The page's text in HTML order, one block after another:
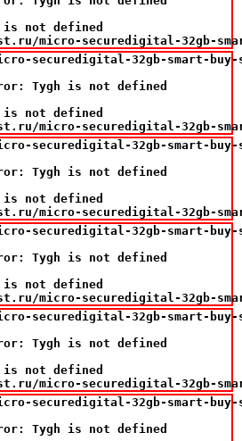
is not defined
micro-securedigital-32gb-
securedigital-32gb-smart-buy-
Tygh is not defined
is not defined
micro-securedigital-32gb-
securedigital-32gb-smart-buy-
Tygh is not defined
is not defined
micro-securedigital-32gb-
securedigital-32gb-smart-buy-
Tygh is not defined
is not defined
micro-securedigital-32gb-
securedigital-32gb-smart-buy-
Tygh is not defined
is not defined
micro-securedigital-32gb-
securedigital-32gb-smart-buy-
Tygh is not defined